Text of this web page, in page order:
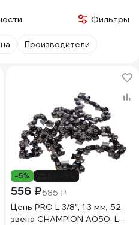
Фильтры
Производители
-5%
556 ₽585 ₽
Цепь PRO L 3/8", 1.3 мм, 52
звена CHAMPION A050-L-